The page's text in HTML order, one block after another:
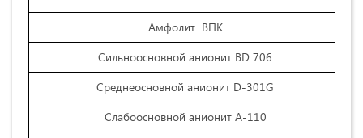
Амфолит ВПК
Сильноосновной анионит BD 706
Среднеосновной анионит D-301G
Слабоосновной анионит А-110